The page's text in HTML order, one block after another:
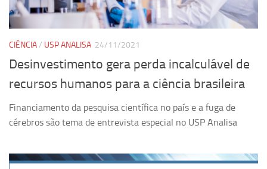
Ano Sabático
Daniel Domingues dos Santos
Programas Ano Sabático Encerrados
Cíntia Rosa Pereira de Lima
Cristina Godoy Bernardo de Oliveira (FDRP)
Evandro Eduardo Seron Ruiz
Fabiana Cristina Severi (FDRP)
Geciane Silveira Porto
CIÊNCIA/ USP ANALISA 24/11/2021
Desinvestimento gera perda incalculável de
recursos humanos para a ciência brasileira
Financiamento da pesquisa científica no país e a fuga de
cérebros são tema de entrevista especial no USP Analisa